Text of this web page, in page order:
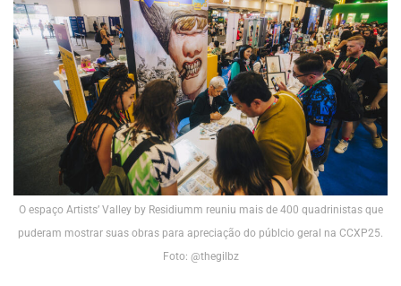
O espaço Artists’ Valley by Residiumm reuniu mais de 400 quadrinistas que
puderam mostrar suas obras para apreciação do públcio geral na CCXP25.
Foto: @thegilbz